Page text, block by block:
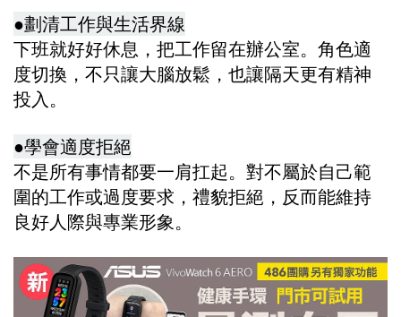
●劃清工作與生活界線
下班就好好休息，把工作留在辦公室。角色適
度切換，不只讓大腦放鬆，也讓隔天更有精神
投入。
●學會適度拒絕
不是所有事情都要一肩扛起。對不屬於自己範
圍的工作或過度要求，禮貌拒絕，反而能維持
良好人際與專業形象。